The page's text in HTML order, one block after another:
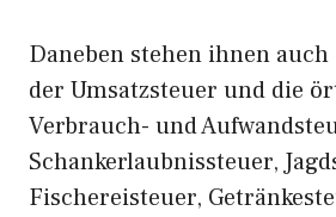
Daneben stehen ihnen
der Umsatzsteuer und die
Verbrauch- und
Schankerlaubnissteuer,
Fischereisteuer,